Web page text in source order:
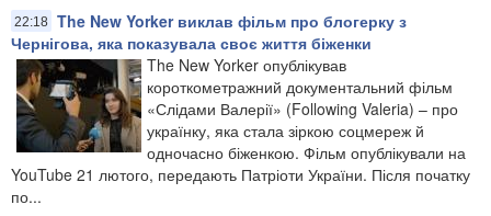
22:18 The New Yorker виклав фільм про блогерку з
Чернігова, яка показувала своє життя біженки
The New Yorker опублікував
короткометражний документальний фільм
«Слідами Валерії» (Following Valeria) – про
українку, яка стала зіркою соцмереж й
одночасно біженкою. Фільм опублікували на
YouTube 21 лютого, передають Патріоти України. Після початку
по...